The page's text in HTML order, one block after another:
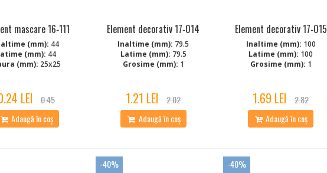
mascare 16‑111
(mm): 44
(mm): 44
(mm): 25x25
LEI 0.45
Adaugă în coș
Element decorativ 17‑014
Inaltime (mm): 79.5
Latime (mm): 79.5
Grosime (mm): 1
1.21 LEI 2.02
Adaugă în coș
Element decorativ 17‑015
Inaltime (mm): 100
Latime (mm): 100
Grosime (mm): 1
1.69 LEI 2.82
Adaugă în coș
-40% -40%